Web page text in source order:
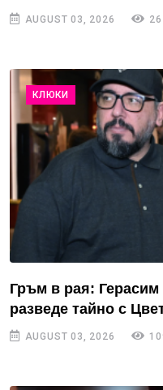
AUGUST 03, 2026
КЛЮКИ
Гръм в рая: Герасим
разведе тайно с
AUGUST 03, 2026